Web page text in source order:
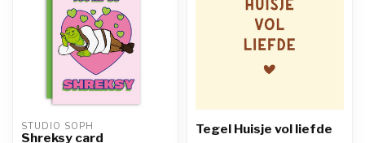
STUDIO SOPH
Shreksy card
Tegel Huisje vol liefde